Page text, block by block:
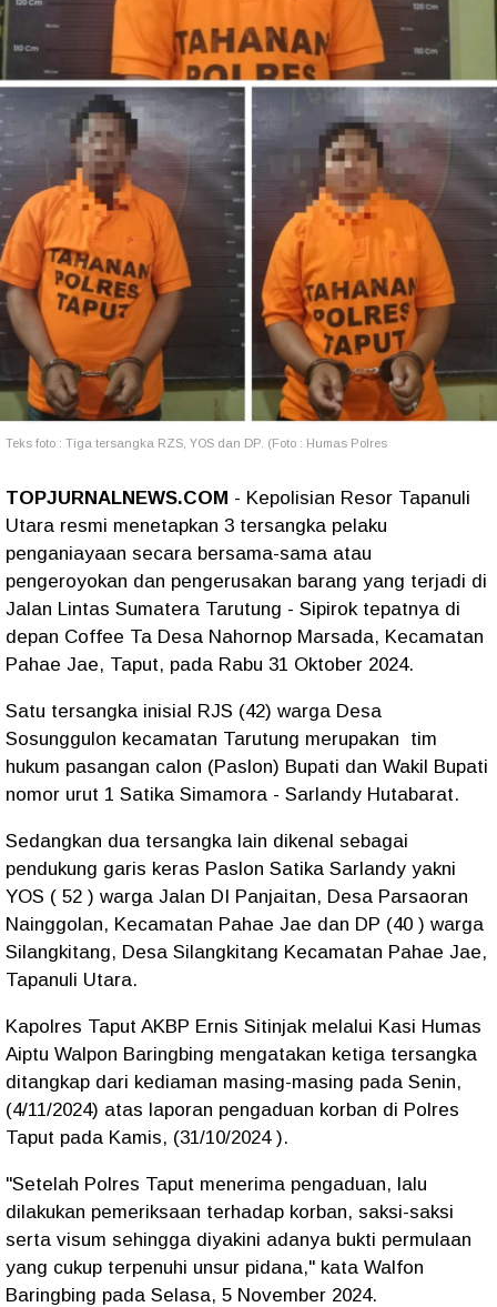
Teks foto : Tiga tersangka RZS, YOS dan DP. (Foto : Humas Polres
TOPJURNALNEWS.COM - Kepolisian Resor Tapanuli
Utara resmi menetapkan 3 tersangka pelaku
penganiayaan secara bersama-sama atau
pengeroyokan dan pengerusakan barang yang terjadi di
Jalan Lintas Sumatera Tarutung - Sipirok tepatnya di
depan Coffee Ta Desa Nahornop Marsada, Kecamatan
Pahae Jae, Taput, pada Rabu 31 Oktober 2024.
Satu tersangka inisial RJS (42) warga Desa
Sosunggulon kecamatan Tarutung merupakan tim
hukum pasangan calon (Paslon) Bupati dan Wakil Bupati
nomor urut 1 Satika Simamora - Sarlandy Hutabarat.
Sedangkan dua tersangka lain dikenal sebagai
pendukung garis keras Paslon Satika Sarlandy yakni
YOS ( 52 ) warga Jalan DI Panjaitan, Desa Parsaoran
Nainggolan, Kecamatan Pahae Jae dan DP (40 ) warga
Silangkitang, Desa Silangkitang Kecamatan Pahae Jae,
Tapanuli Utara.
Kapolres Taput AKBP Ernis Sitinjak melalui Kasi Humas
Aiptu Walpon Baringbing mengatakan ketiga tersangka
ditangkap dari kediaman masing-masing pada Senin,
(4/11/2024) atas laporan pengaduan korban di Polres
Taput pada Kamis, (31/10/2024 ).
"Setelah Polres Taput menerima pengaduan, lalu
dilakukan pemeriksaan terhadap korban, saksi-saksi
serta visum sehingga diyakini adanya bukti permulaan
yang cukup terpenuhi unsur pidana," kata Walfon
Baringbing pada Selasa, 5 November 2024.